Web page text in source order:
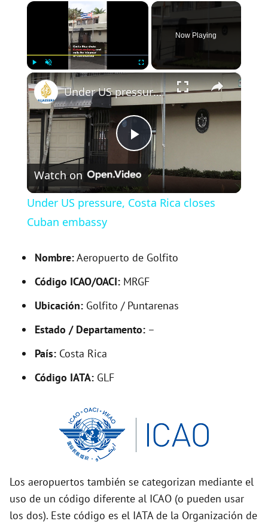
×
Unmute
Now Playing
×
P
l
y
i
Under US pressure, Costa Rica closes Cuban embassy
Watch on
Under US pressure, Costa Rica closes
Cuban embassy
Nombre:Aeropuerto de Golfito
Código ICAO/OACI: MRGF
Ubicación: Golfito / Puntarenas
Estado / Departamento: –
País: Costa Rica
Código IATA: GLF
Los aeropuertos también se categorizan mediante el
uso de un código diferente al ICAO (o pueden usar
los dos). Este código es el IATA de la Organización de